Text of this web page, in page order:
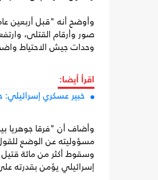
وأوضح أنه "قبل أربعين
صور وأرقام القتلى،
وحدات جيش الاحتياط
اقرأ أيضا:
خبير عسكري إسرائيلي:
وأضاف أن "فرقا جوهريا
مسؤوليته عن الوضع
وسقوط أكثر من مائة قتيل
إسرائيلي يؤمن بقدرته